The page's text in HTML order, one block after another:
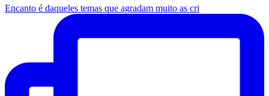
Encanto é daqueles temas que agradam muito as cri